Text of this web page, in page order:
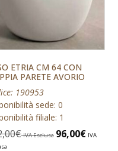
ETRIA CM 64 CON
PARETE AVORIO
190953
sede: 0
filiale: 1
€ IVA Esclusa 96,00€ IVA